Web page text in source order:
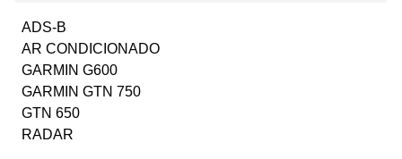
ADS-B
AR CONDICIONADO
GARMIN G600
GARMIN GTN 750
GTN 650
RADAR